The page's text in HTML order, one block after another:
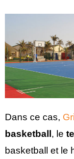
Dans ce cas,
basketball , le
basketball et le